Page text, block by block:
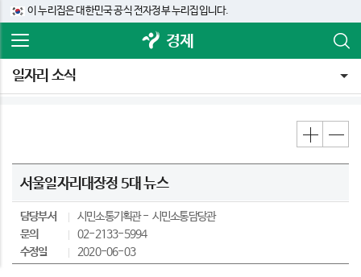
이 누리집은 대한민국 공식 전자정부 누리집입니다.
경제
일자리 소식
서울일자리대장정 5대 뉴스
담당부서 시민소통기획관
시민소통담당관
문의
02-2133-5994
수정일
2020-06-03